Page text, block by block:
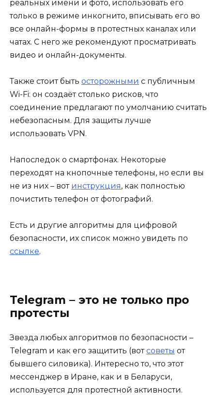
реальных имени и фото, использовать его
только в режиме инкогнито, вписывать его во
все онлайн-формы в протестных каналах или
чатах. С него же рекомендуют просматривать
видео и онлайн-документы.
Также стоит быть осторожными с публичным
Wi-Fi: он создаёт столько рисков, что
соединение предлагают по умолчанию считать
небезопасным. Для защиты лучше
использовать VPN.
Напоследок о смартфонах. Некоторые
переходят на кнопочные телефоны, но если вы
не из них – вот инструкция, как полностью
почистить телефон от фотографий.
Есть и другие алгоритмы для цифровой
безопасности, их список можно увидеть по
ссылке.
Telegram – это не только про
протесты
Звезда любых алгоритмов по безопасности –
Telegram и как его защитить (вотсоветы от
бывшего силовика). Интересно то, что этот
мессенджер в Иране, как и в Беларуси,
используется для протестной активности.